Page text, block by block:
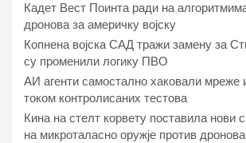
Кадет Вест Поинта ради на
дронова за америчку војску
Копнена војска САД тражи замену за
су променили логику ПВО
АИ агенти самостално хаковали мреже
током контролисаних тестова
Кина на стелт корвету поставила нови
на микроталасно оружје против дронова